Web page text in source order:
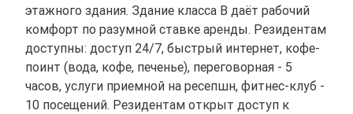
этажного здания. Здание класса B даёт рабочий
комфорт по разумной ставке аренды. Резидентам
доступны: доступ 24/7, быстрый интернет, кофе-
поинт (вода, кофе, печенье), переговорная - 5
часов, услуги приемной на ресепшн, фитнес-клуб -
10 посещений. Резидентам открыт доступ к